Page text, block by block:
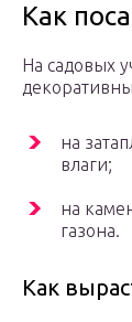
Как
На садовых
на
влаги;
на
газона.
Как